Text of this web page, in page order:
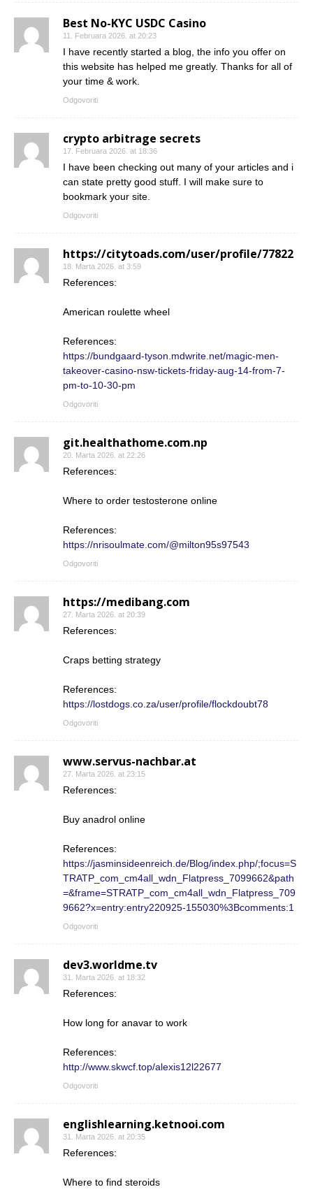
Best No-KYC USDC Casino
11. Februara 2026. at 20:23
I have recently started a blog, the info you offer on
this website has helped me greatly. Thanks for all of
your time & work.
Odgovoriti
crypto arbitrage secrets
17. Februara 2026. at 18:36
I have been checking out many of your articles and i
can state pretty good stuff. I will make sure to
bookmark your site.
Odgovoriti
https://citytoads.com/user/profile/77822
18. Marta 2026. at 3:59
References:
American roulette wheel
References:
https://bundgaard-tyson.mdwrite.net/magic-men-
takeover-casino-nsw-tickets-friday-aug-14-from-7-
pm-to-10-30-pm
Odgovoriti
git.healthathome.com.np
20. Marta 2026. at 22:26
References:
Where to order testosterone online
References:
https://nrisoulmate.com/@milton95s97543
Odgovoriti
https://medibang.com
27. Marta 2026. at 20:39
References:
Craps betting strategy
References:
https://lostdogs.co.za/user/profile/flockdoubt78
Odgovoriti
www.servus-nachbar.at
27. Marta 2026. at 23:15
References:
Buy anadrol online
References:
https://jasminsideenreich.de/Blog/index.php/;focus=S
TRATP_com_cm4all_wdn_Flatpress_7099662&path
=&frame=STRATP_com_cm4all_wdn_Flatpress_709
9662?x=entry:entry220925-155030%3Bcomments:1
Odgovoriti
dev3.worldme.tv
31. Marta 2026. at 18:32
References:
How long for anavar to work
References:
http://www.skwcf.top/alexis12l22677
Odgovoriti
englishlearning.ketnooi.com
31. Marta 2026. at 20:35
References:
Where to find steroids